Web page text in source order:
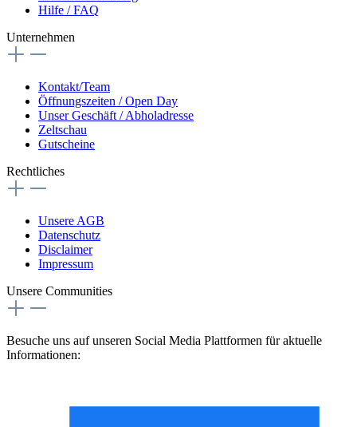
Hilfe / FAQ
Unternehmen
Kontakt/Team
Öffnungszeiten / Open Day
Unser Geschäft / Abholadresse
Zeltschau
Gutscheine
Rechtliches
Unsere AGB
Datenschutz
Disclaimer
Impressum
Unsere Communities
Besuche uns auf unseren Social Media Plattformen für aktuelle
Informationen: